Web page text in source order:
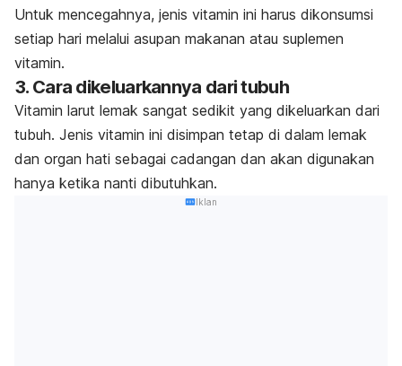
Untuk mencegahnya, jenis vitamin ini harus dikonsumsi
setiap hari melalui asupan makanan atau suplemen
vitamin.
3. Cara dikeluarkannya dari tubuh
Vitamin larut lemak sangat sedikit yang dikeluarkan dari
tubuh. Jenis vitamin ini disimpan tetap di dalam lemak
dan organ hati sebagai cadangan dan akan digunakan
hanya ketika nanti dibutuhkan.
Iklan